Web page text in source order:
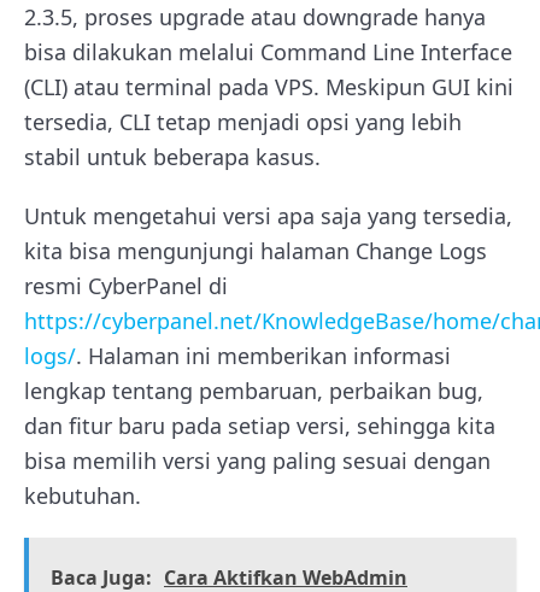
2.3.5, proses upgrade atau downgrade hanya
bisa dilakukan melalui Command Line Interface
(CLI) atau terminal pada VPS. Meskipun GUI kini
tersedia, CLI tetap menjadi opsi yang lebih
stabil untuk beberapa kasus.
Untuk mengetahui versi apa saja yang tersedia,
kita bisa mengunjungi halaman Change Logs
resmi CyberPanel di
https://cyberpanel.net/KnowledgeBase/home/
logs/. Halaman ini memberikan informasi
lengkap tentang pembaruan, perbaikan bug,
dan fitur baru pada setiap versi, sehingga kita
bisa memilih versi yang paling sesuai dengan
kebutuhan.
Baca Juga: Cara Aktifkan WebAdmin